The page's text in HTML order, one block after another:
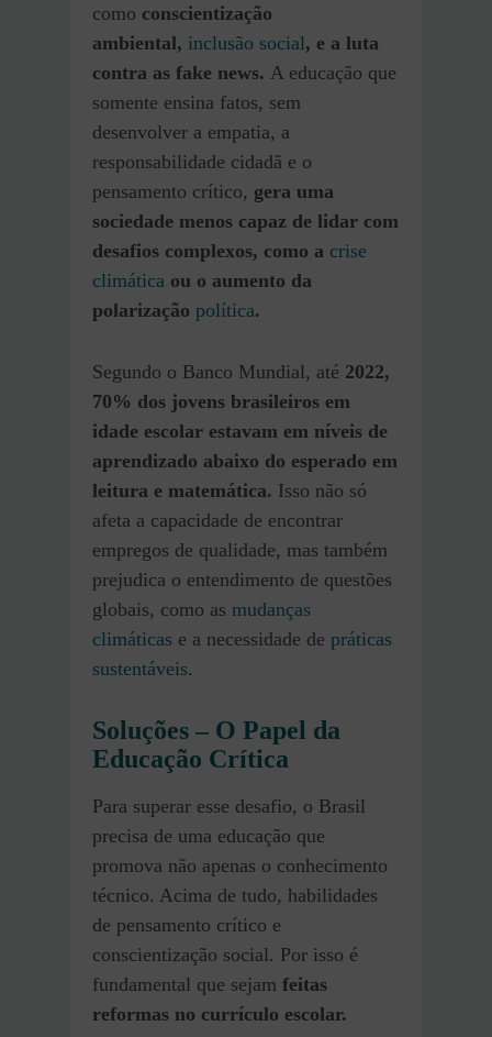
como conscientização
ambiental, inclusão social, e a luta
contra as fake news. A educação que
somente ensina fatos, sem
desenvolver a empatia, a
responsabilidade cidadã e o
pensamento crítico, gera uma
sociedade menos capaz de lidar com
desafios complexos, como a crise
climática ou o aumento da
polarização política.
Segundo o Banco Mundial, até 2022,
70% dos jovens brasileiros em
idade escolar estavam em níveis de
aprendizado abaixo do esperado em
leitura e matemática. Isso não só
afeta a capacidade de encontrar
empregos de qualidade, mas também
prejudica o entendimento de questões
globais, como as mudanças
climáticas e a necessidade de práticas
sustentáveis.
Soluções – O Papel da
Educação Crítica
Para superar esse desafio, o Brasil
precisa de uma educação que
promova não apenas o conhecimento
técnico. Acima de tudo, habilidades
de pensamento crítico e
conscientização social. Por isso é
fundamental que sejam feitas
reformas no currículo escolar.